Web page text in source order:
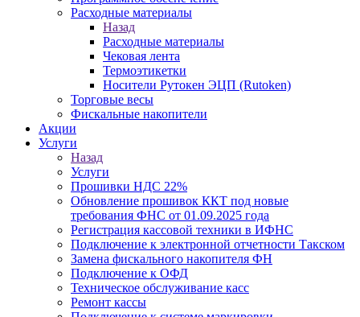
Расходные материалы
Назад
Расходные материалы
Чековая лента
Термоэтикетки
Носители Рутокен ЭЦП (Rutoken)
Торговые весы
Фискальные накопители
Акции
Услуги
Назад
Услуги
Прошивки НДС 22%
Обновление прошивок ККТ под новые
требования ФНС от 01.09.2025 года
Регистрация кассовой техники в ИФНС
Подключение к электронной отчетности Такском
Замена фискального накопителя ФН
Подключение к ОФД
Техническое обслуживание касс
Ремонт кассы